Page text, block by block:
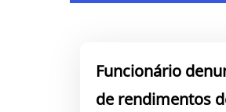
Funcionário
de rendimentos